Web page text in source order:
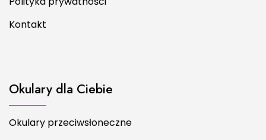
Kontakt
Okulary dla Ciebie
Okulary przeciwsłoneczne